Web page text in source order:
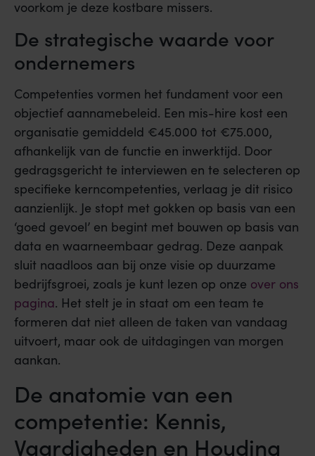
voorkom je deze kostbare missers.
De strategische waarde voor
ondernemers
Competenties vormen het fundament voor een
objectief aannamebeleid. Een mis-hire kost een
organisatie gemiddeld €45.000 tot €75.000,
afhankelijk van de functie en inwerktijd. Door
gedragsgericht te interviewen en te selecteren op
specifieke kerncompetenties, verlaag je dit risico
aanzienlijk. Je stopt met gokken op basis van een
‘goed gevoel’ en begint met bouwen op basis van
data en waarneembaar gedrag. Deze aanpak
sluit naadloos aan bij onze visie op duurzame
bedrijfsgroei, zoals je kunt lezen op onze over ons
pagina. Het stelt je in staat om een team te
formeren dat niet alleen de taken van vandaag
uitvoert, maar ook de uitdagingen van morgen
aankan.
De anatomie van een
competentie: Kennis,
Vaardigheden en Houding